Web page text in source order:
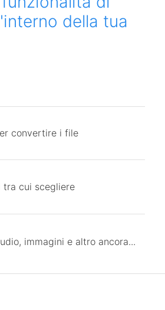
della tua
convertire i file
tra cui scegliere
immagini e altro ancora...